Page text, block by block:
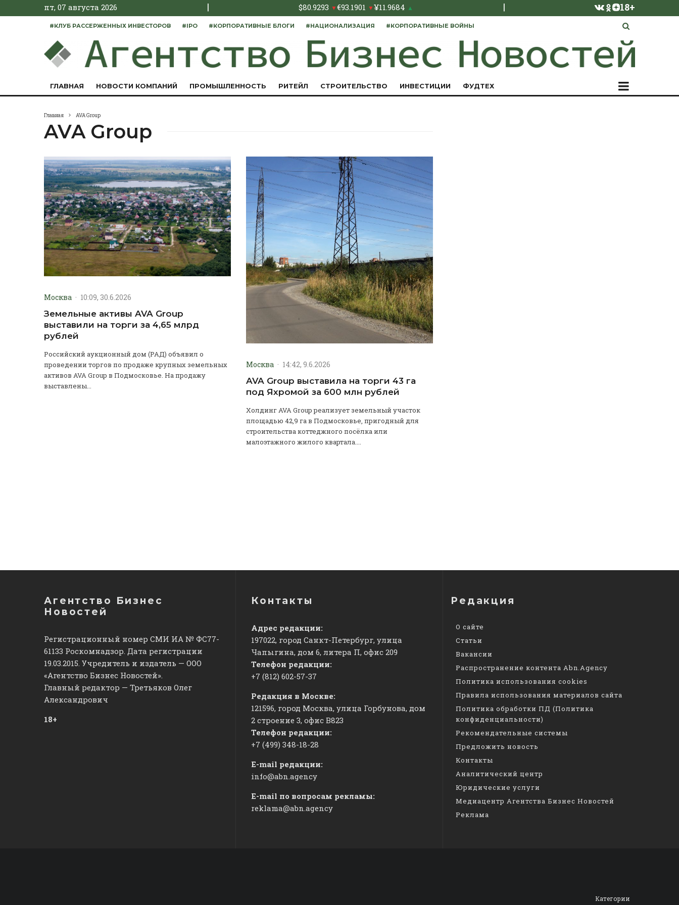
пт, 07 августа 2026 | $80.9293 ▼€93.1901 ▼¥11.9684 ▲ | 18+
#КЛУБ РАССЕРЖЕННЫХ ИНВЕСТОРОВ #IPO #КОРПОРАТИВНЫЕ БЛОГИ #НАЦИОНАЛИЗАЦИЯ #КОРПОРАТИВНЫЕ ВОЙНЫ
ГЛАВНАЯ НОВОСТИ КОМПАНИЙ ПРОМЫШЛЕННОСТЬ РИТЕЙЛ СТРОИТЕЛЬСТВО ИНВЕСТИЦИИ ФУДТЕХ
Главная AVA Group
AVA Group
Москва · 10:09, 30.6.2026
Земельные активы AVA Group
выставили на торги за 4,65 млрд
рублей
Российский аукционный дом (РАД) объявил о
проведении торгов по продаже крупных земельных
активов AVA Group в Подмосковье. На продажу
выставлены...
Москва · 14:42, 9.6.2026
AVA Group выставила на торги 43 га
под Яхромой за 600 млн рублей
Холдинг AVA Group реализует земельный участок
площадью 42,9 га в Подмосковье, пригодный для
строительства коттеджного посёлка или
малоэтажного жилого квартала....
Агентство Бизнес
Новостей
Регистрационный номер СМИ ИА № ФС77-
61133 Роскомнадзор. Дата регистрации
19.03.2015. Учредитель и издатель — ООО
«Агентство Бизнес Новостей».
Главный редактор — Третьяков Олег
Александрович
18+
Контакты
Адрес редакции:
197022, город Санкт-Петербург, улица
Чапыгина, дом 6, литера П, офис 209
Телефон редакции:
+7 (812) 602-57-37
Редакция в Москве:
121596, город Москва, улица Горбунова, дом
2 строение 3, офис ​В823
Телефон редакции:
+7 (499) 348-18-28
E-mail редакции:
info@abn.agency
E-mail по вопросам рекламы:
reklama@abn.agency
Редакция
О сайте
Статьи
Вакансии
Распространение контента Abn.Agency
Политика использования cookies
Правила использования материалов сайта
Политика обработки ПД (Политика
конфиденциальности)
Рекомендательные системы
Предложить новость
Контакты
Аналитический центр
Юридические услуги
Медиацентр Агентства Бизнес Новостей
Реклама
Категории